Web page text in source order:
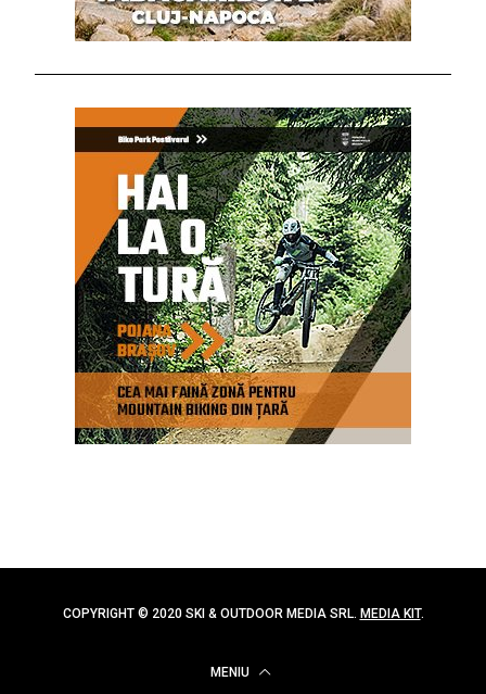
COPYRIGHT © 2020 SKI & OUTDOOR MEDIA SRL. MEDIA KIT.
MENIU